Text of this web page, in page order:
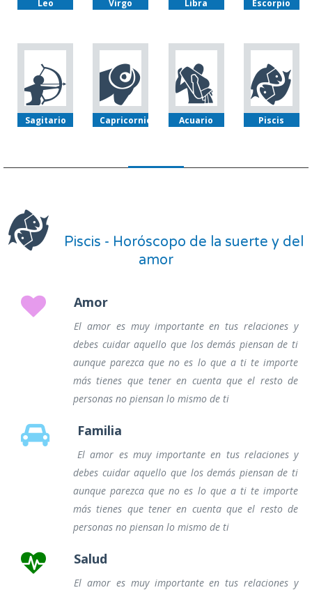
Leo Virgo Libra Escorpio
Sagitario Capricornio Acuario Piscis
Piscis - Horóscopo de la suerte y del
amor
Amor
El amor es muy importante en tus relaciones y
debes cuidar aquello que los demás piensan de ti
aunque parezca que no es lo que a ti te importe
más tienes que tener en cuenta que el resto de
personas no piensan lo mismo de ti
Familia
El amor es muy importante en tus relaciones y
debes cuidar aquello que los demás piensan de ti
aunque parezca que no es lo que a ti te importe
más tienes que tener en cuenta que el resto de
personas no piensan lo mismo de ti
Salud
El amor es muy importante en tus relaciones y